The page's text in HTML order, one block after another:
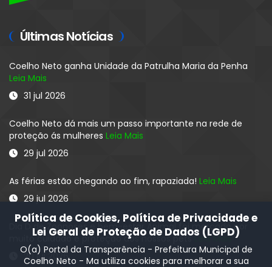
Últimas Notícias
Coelho Neto ganha Unidade da Patrulha Maria da Penha
Leia Mais
31 jul 2026
Coelho Neto dá mais um passo importante na rede de
proteção ás mulheres Leia Mais
29 jul 2026
As férias estão chegando ao fim, rapaziada! Leia Mais
29 jul 2026
Dia D de Zoonoses e bem-estar Animal foi marcado por
muito cuidado e proteção aos nossos petsLeia Mais
20 jul 2026
Política de Cookies, Política de Privacidade e
Lei Geral de Proteção de Dados (LGPD)
O(a) Portal da Transparência - Prefeitura Municipal de
Coelho Neto - Ma utiliza cookies para melhorar a sua